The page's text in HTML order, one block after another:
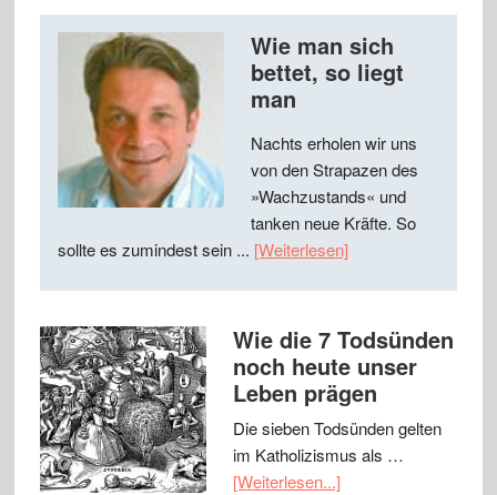
Wie man sich
bettet, so liegt
man
Nachts erholen wir uns
von den Strapazen des
»Wachzustands« und
tanken neue Kräfte. So
sollte es zumindest sein ... [Weiterlesen]
Wie die 7 Todsünden
noch heute unser
Leben prägen
Die sieben Todsünden gelten
im Katholizismus als …
[Weiterlesen...]